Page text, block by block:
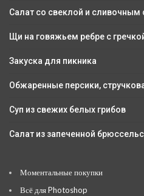
Салат со свеклой и
Щи на говяжьем ребре с
Закуска для пикника
Обжаренные персики,
Суп из свежих белых грибов
Салат из запеченной
Моментальные покупки
Всё для Photoshop